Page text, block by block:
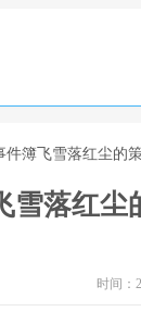
件簿飞雪落红尘的
雪落红尘
时间：